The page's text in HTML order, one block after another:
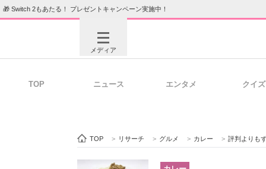
🎁 Switch 2もあたる！ プレゼントキャンペーン実施中！
メディア
ビジネスと働き方のヒント
TOP ニュース エンタメ クイズ
TOP > リサーチ > グルメ > カレー > 評判よりも